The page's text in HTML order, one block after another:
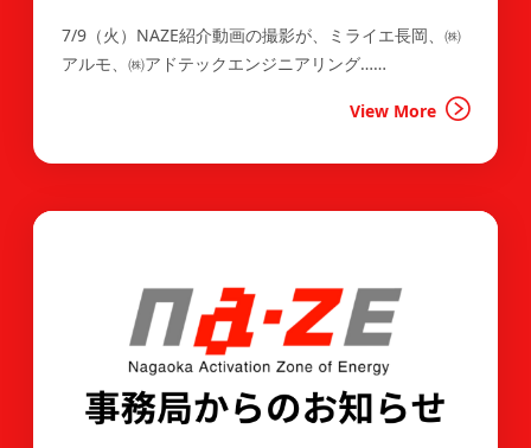
7/9（火）NAZE紹介動画の撮影が、ミライエ長岡、㈱
アルモ、㈱アドテックエンジニアリング……
View More